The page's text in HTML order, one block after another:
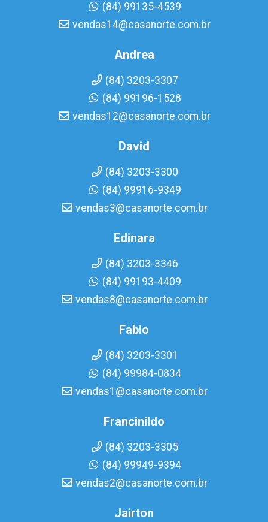
(84) 99135-4539
vendas14@casanorte.com.br
Andrea
(84) 3203-3307
(84) 99196-1528
vendas12@casanorte.com.br
David
(84) 3203-3300
(84) 99916-9349
vendas3@casanorte.com.br
Edinara
(84) 3203-3346
(84) 99193-4409
vendas8@casanorte.com.br
Fabio
(84) 3203-3301
(84) 99984-0834
vendas1@casanorte.com.br
Francinildo
(84) 3203-3305
(84) 99949-9394
vendas2@casanorte.com.br
Jairton